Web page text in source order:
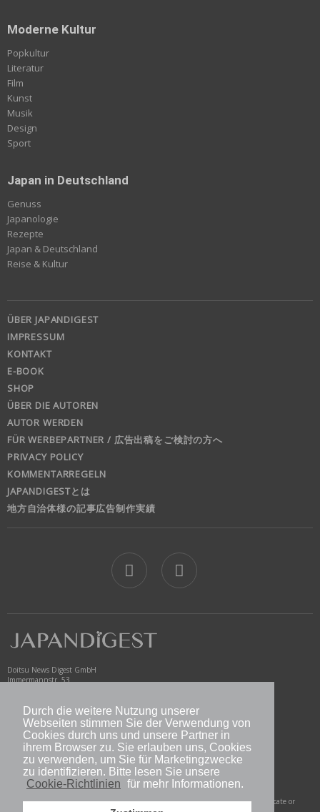
Durch die weitere Nutzung unserer
Webseiten stimmen Sie der Verwendung von
Cookies durch uns und unsere Partner in
ihrem Browser zu. Sie erlauben uns, Cookies
zu verwenden, um Sie für Marketingzwecke
zu identifizieren. Bitte lesen Sie unsere
Cookie-Richtlinien für mehr Informationen.
Moderne Kultur
Popkultur
Literatur
Film
Kunst
Musik
Design
Sport
Japan in Deutschland
Genuss
Japanologie
Rezepte
Japan & Deutschland
Reise & Kultur
ÜBER JAPANDIGEST
IMPRESSUM
KONTAKT
E-BOOK
SHOP
ÜBER DIE AUTOREN
AUTOR WERDEN
FÜR WERBEPARTNER / 広告出稿をご検討の方へ
PRIVACY POLICY
KOMMENTARREGELN
JAPANDIGESTとは
地方自治体様の記事広告制作実績
Doitsu News Digest GmbH
Immermannstr. 53
www.newsdigest.de
info@japandigest.de
Copyright © 2026 Doitsu News Digest GmbH. All Rights Reserved. Do not duplicate or